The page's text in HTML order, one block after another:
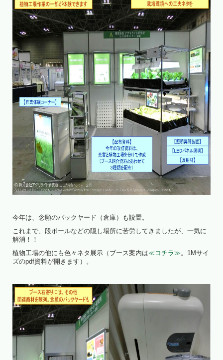
今年は、念願のバックヤード（倉庫）も設置。
これまで、段ボールなどの隠し場所に苦労してきましたが、一気に
解消！！
植物工場の他にも色々ネタ展示（ブース案内は≪コチラ≫。1Mサイ
ズのpdf資料が開きます）。